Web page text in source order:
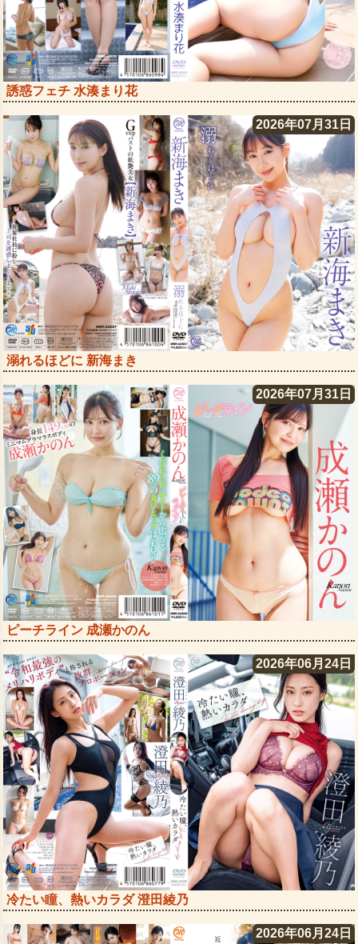
誘惑フェチ 水湊まり花
2026年07月31日
溺れるほどに 新海まき
2026年07月31日
ピーチライン 成瀬かのん
2026年06月24日
冷たい瞳、熱いカラダ 澄田綾乃
2026年06月24日